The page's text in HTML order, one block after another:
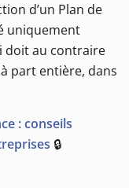
d’un Plan de
uniquement
doit au contraire
part entière, dans
: conseils
🔒